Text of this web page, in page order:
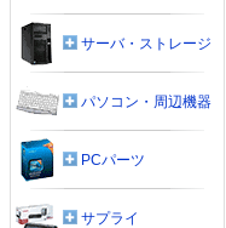
サーバ・ストレージ
パソコン・周辺機器
PCパーツ
サプライ